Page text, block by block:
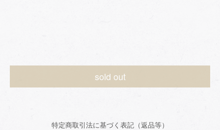
sold out
特定商取引法に基づく表記（返品等）